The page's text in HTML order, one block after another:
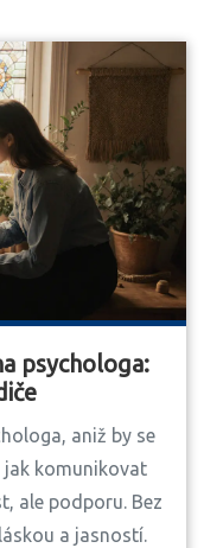
psychologa:
aniž by se
jak komunikovat
ale podporu. Bez
a jasností.